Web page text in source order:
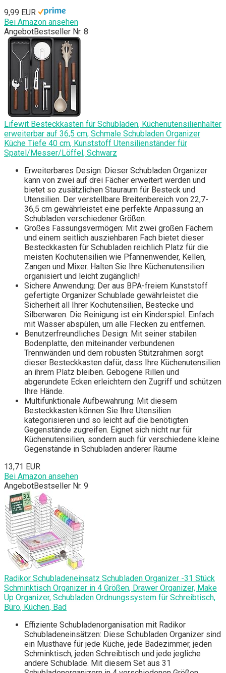
9,99 EUR
Bei Amazon ansehen
AngebotBestseller Nr. 8
Lifewit Besteckkasten für Schubladen, Küchenutensilienhalter
erweiterbar auf 36,5 cm, Schmale Schubladen Organizer
Küche Tiefe 40 cm, Kunststoff Utensilienständer für
Spatel/Messer/Löffel, Schwarz
Erweiterbares Design: Dieser Schubladen Organizer
kann von zwei auf drei Fächer erweitert werden und
bietet so zusätzlichen Stauraum für Besteck und
Utensilien. Der verstellbare Breitenbereich von 22,7-
36,5 cm gewährleistet eine perfekte Anpassung an
Schubladen verschiedener Größen.
Großes Fassungsvermögen: Mit zwei großen Fächern
und einem seitlich ausziehbaren Fach bietet dieser
Besteckkasten für Schubladen reichlich Platz für die
meisten Kochutensilien wie Pfannenwender, Kellen,
Zangen und Mixer. Halten Sie Ihre Küchenutensilien
organisiert und leicht zugänglich!
Sichere Anwendung: Der aus BPA-freiem Kunststoff
gefertigte Organizer Schublade gewährleistet die
Sicherheit all Ihrer Kochutensilien, Bestecke und
Silberwaren. Die Reinigung ist ein Kinderspiel. Einfach
mit Wasser abspülen, um alle Flecken zu entfernen.
Benutzerfreundliches Design: Mit seiner stabilen
Bodenplatte, den miteinander verbundenen
Trennwänden und dem robusten Stützrahmen sorgt
dieser Besteckkasten dafür, dass Ihre Küchenutensilien
an ihrem Platz bleiben. Gebogene Rillen und
abgerundete Ecken erleichtern den Zugriff und schützen
Ihre Hände.
Multifunktionale Aufbewahrung: Mit diesem
Besteckkasten können Sie Ihre Utensilien
kategorisieren und so leicht auf die benötigten
Gegenstände zugreifen. Eignet sich nicht nur für
Küchenutensilien, sondern auch für verschiedene kleine
Gegenstände in Schubladen anderer Räume
13,71 EUR
Bei Amazon ansehen
AngebotBestseller Nr. 9
Radikor Schubladeneinsatz Schubladen Organizer -31 Stück
Schminktisch Organizer in 4 Größen, Drawer Organizer, Make
Up Organizer, Schubladen Ordnungssystem für Schreibtisch,
Büro, Küchen, Bad
Effiziente Schubladenorganisation mit Radikor
Schubladeneinsätzen: Diese Schubladen Organizer sind
ein Musthave für jede Küche, jede Badezimmer, jeden
Schminktisch, jeden Schreibtisch und jede jegliche
andere Schublade. Mit diesem Set aus 31